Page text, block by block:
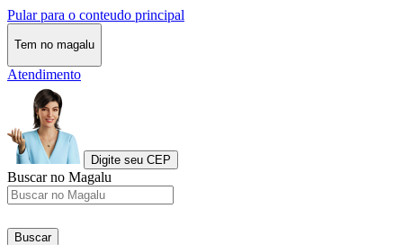
Pular para o conteudo principal
Tem no magalu
Atendimento
Digite seu CEP
Buscar no Magalu
Buscar